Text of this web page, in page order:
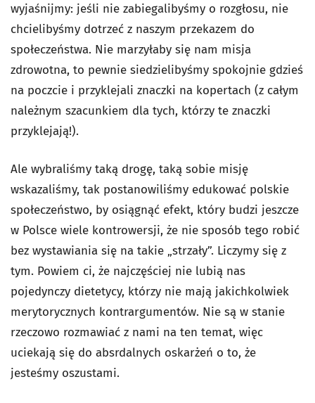
wyjaśnijmy: jeśli nie zabiegalibyśmy o rozgłosu, nie
chcielibyśmy dotrzeć z naszym przekazem do
społeczeństwa. Nie marzyłaby się nam misja
zdrowotna, to pewnie siedzielibyśmy spokojnie gdzieś
na poczcie i przyklejali znaczki na kopertach (z całym
należnym szacunkiem dla tych, którzy te znaczki
przyklejają!).
Ale wybraliśmy taką drogę, taką sobie misję
wskazaliśmy, tak postanowiliśmy edukować polskie
społeczeństwo, by osiągnąć efekt, który budzi jeszcze
w Polsce wiele kontrowersji, że nie sposób tego robić
bez wystawiania się na takie „strzały”. Liczymy się z
tym. Powiem ci, że najczęściej nie lubią nas
pojedynczy dietetycy, którzy nie mają jakichkolwiek
merytorycznych kontrargumentów. Nie są w stanie
rzeczowo rozmawiać z nami na ten temat, więc
uciekają się do absrdalnych oskarżeń o to, że
jesteśmy oszustami.